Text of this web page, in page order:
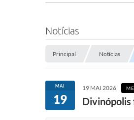
SEMED
Processo de
Concursos e
Notícias
Principal Notícias
MAI
19
19 MAI 2026
Divinópolis